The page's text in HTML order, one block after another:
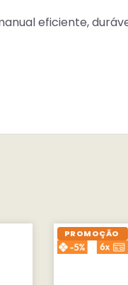
eficiente,
PROMOÇÃO